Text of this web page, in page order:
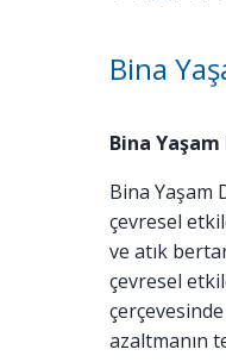
Bina
Bina
Bina Yaşam
çevresel
ve atık
çevresel
azaltmanın